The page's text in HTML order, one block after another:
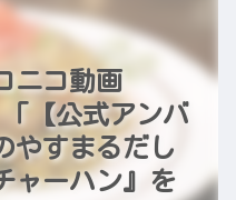
ニコ動画
【公式アンバ
やすまるだし
ャーハン』を